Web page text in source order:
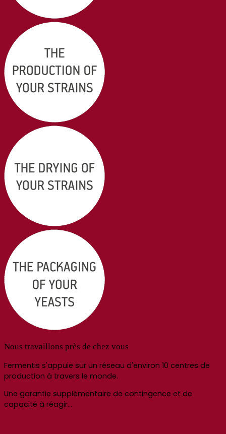
Nous travaillons près de chez vous
Fermentis s'appuie sur un réseau d'environ 10 centres de
production à travers le monde.
Une garantie supplémentaire de contingence et de
capacité à réagir…